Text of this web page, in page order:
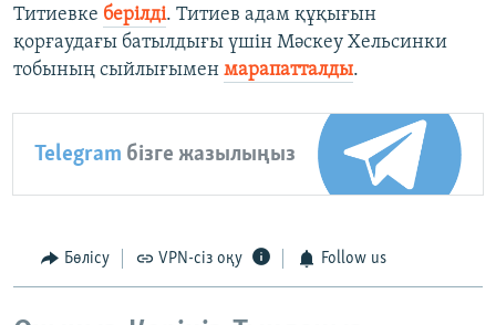
Титиевке берілді. Титиев адам құқығын
қорғаудағы батылдығы үшін Мәскеу Хельсинки
тобының сыйлығымен марапатталды.
Telegram бізге жазылыңыз
Бөлісу VPN-сіз оқу Follow us